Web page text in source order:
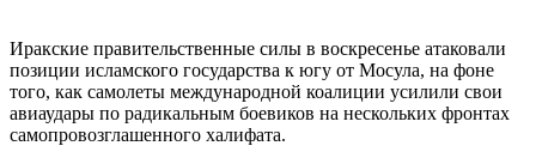
Иракские правительственные силы в воскресенье атаковали
позиции исламского государства к югу от Мосула, на фоне
того, как самолеты международной коалиции усилили свои
авиаудары по радикальным боевиков на нескольких фронтах
самопровозглашенного халифата.